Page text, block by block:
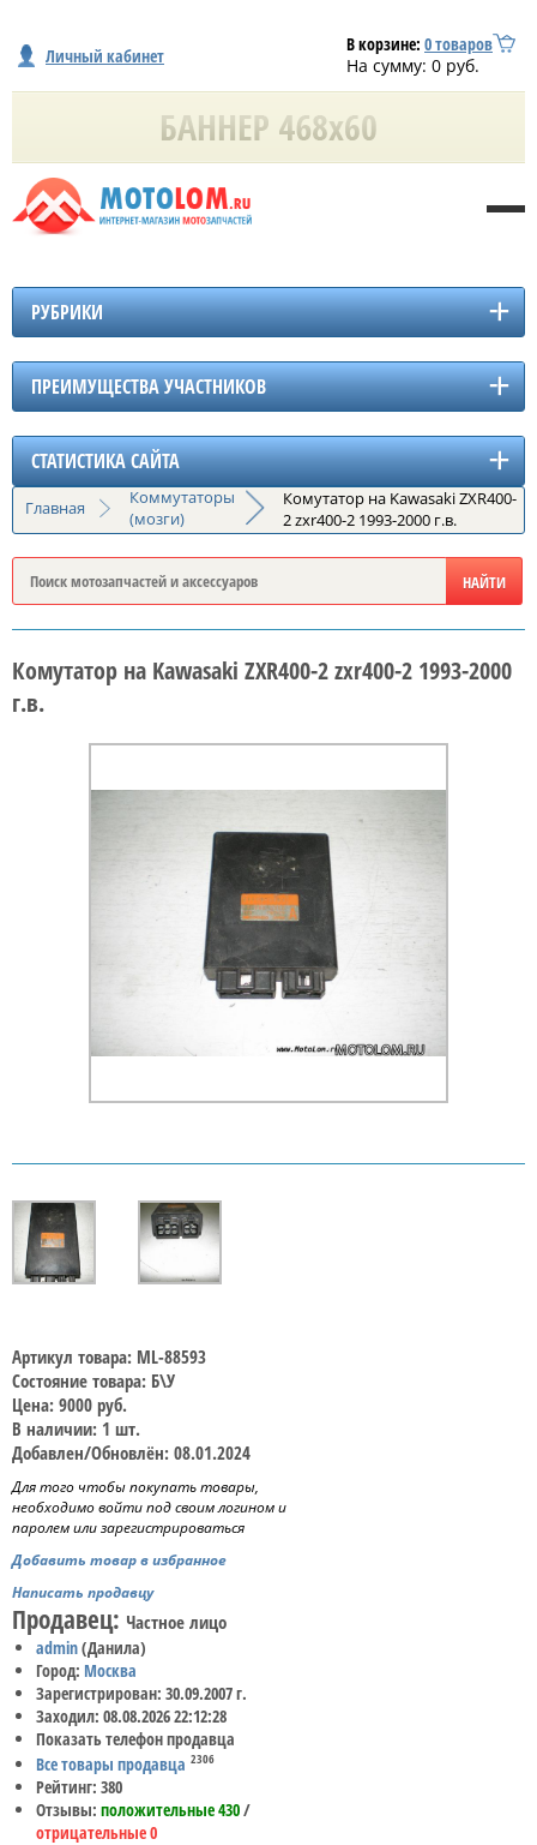
Личный кабинет В корзине: 0товаров
На сумму: 0 руб.
РУБРИКИ
ПРЕИМУЩЕСТВА УЧАСТНИКОВ
СТАТИСТИКА САЙТА
Главная
Коммутаторы
(мозги)
Комутатор на Kawasaki ZXR400-
2 zxr400-2 1993-2000 г.в.
Комутатор на Kawasaki ZXR400-2 zxr400-2 1993-2000
г.в.
Артикул товара: ML-88593
Состояние товара: Б\У
Цена: 9000 руб.
В наличии: 1 шт.
Добавлен/Обновлён: 08.01.2024
Для того чтобы покупать товары,
необходимо войти под своим логином и
паролем или зарегистрироваться
Добавить товар в избранное
Написать продавцу
Продавец: Частное лицо
admin(Данила)
Город: Москва
Зарегистрирован: 30.09.2007 г.
Заходил: 08.08.2026 22:12:28
Показать телефон продавца
Все товары продавца 2306
Рейтинг: 380
Отзывы: положительные 430/
отрицательные 0